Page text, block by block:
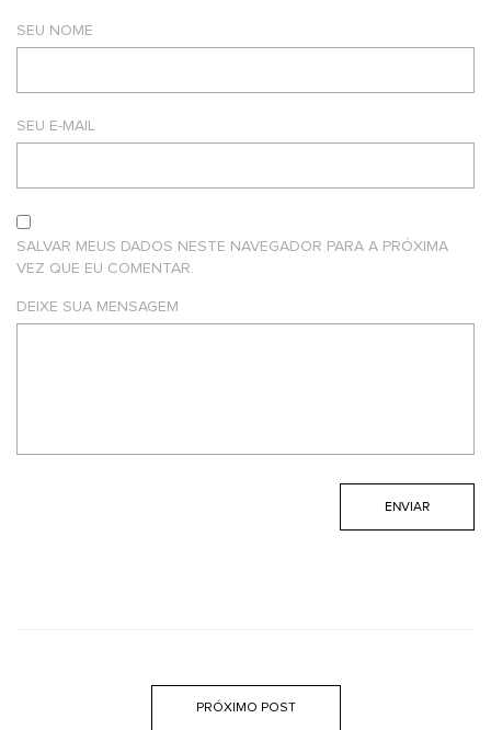
SEU NOME
SEU E-MAIL
SALVAR MEUS DADOS NESTE NAVEGADOR PARA A PRÓXIMA
VEZ QUE EU COMENTAR.
DEIXE SUA MENSAGEM
PRÓXIMO POST